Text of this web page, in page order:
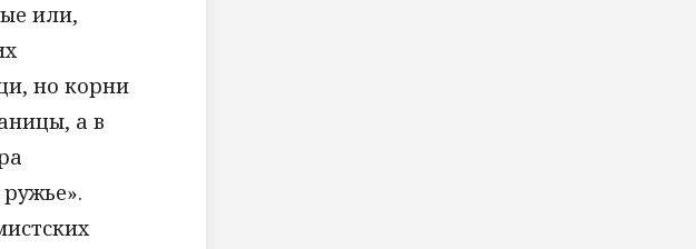
или,
но корни
а в